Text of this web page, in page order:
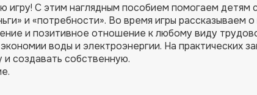
игру! С этим наглядным пособием помогаем детям
и «потребности». Во время игры рассказываем
и позитивное отношение к любому виду
воды и электроэнергии. На практических
создавать собственную.